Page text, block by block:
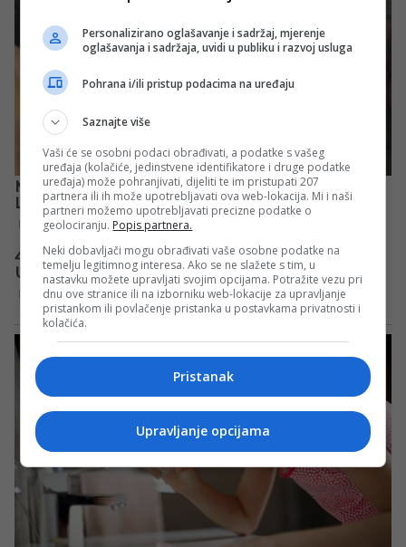
Personalizirano oglašavanje i sadržaj, mjerenje
oglašavanja i sadržaja, uvidi u publiku i razvoj usluga
Pohrana i/ili pristup podacima na uređaju
Saznajte više
Vaši će se osobni podaci obrađivati, a podatke s vašeg
uređaja (kolačiće, jedinstvene identifikatore i druge podatke
uređaja) može pohranjivati, dijeliti te im pristupati 207
partnera ili ih može upotrebljavati ova web-lokacija. Mi i naši
partneri možemo upotrebljavati precizne podatke o
geolociranju. Popis partnera.
Neki dobavljači mogu obrađivati vaše osobne podatke na
temelju legitimnog interesa. Ako se ne slažete s tim, u
nastavku možete upravljati svojim opcijama. Potražite vezu pri
dnu ove stranice ili na izborniku web-lokacije za upravljanje
pristankom ili povlačenje pristanka u postavkama privatnosti i
kolačića.
Pristanak
Upravljanje opcijama